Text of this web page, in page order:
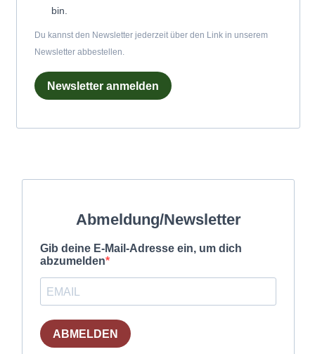
bin.
Du kannst den Newsletter jederzeit über den Link in unserem
Newsletter abbestellen.
Newsletter anmelden